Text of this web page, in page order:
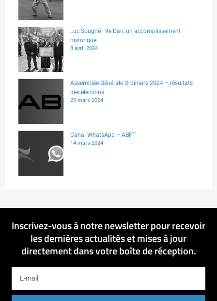
Luc Sougné : 9e Dan, un accomplissement
historique
8 avril 2024
Assemblée Générale Ordinaire 2024 – résultats
des élections
25 mars 2024
Canal WhatsApp – ABFT
14 mars 2024
Inscrivez-vous à notre newsletter pour recevoir
les dernières actualités et mises à jour
directement dans votre boîte de réception.